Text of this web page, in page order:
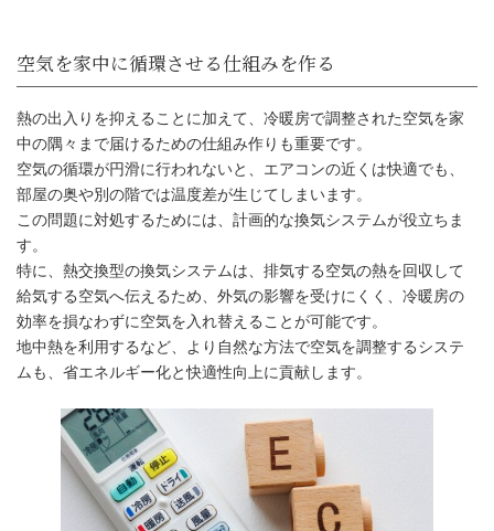
空気を家中に循環させる仕組みを作る
熱の出入りを抑えることに加えて、冷暖房で調整された空気を家
中の隅々まで届けるための仕組み作りも重要です。
空気の循環が円滑に行われないと、エアコンの近くは快適でも、
部屋の奥や別の階では温度差が生じてしまいます。
この問題に対処するためには、計画的な換気システムが役立ちま
す。
特に、熱交換型の換気システムは、排気する空気の熱を回収して
給気する空気へ伝えるため、外気の影響を受けにくく、冷暖房の
効率を損なわずに空気を入れ替えることが可能です。
地中熱を利用するなど、より自然な方法で空気を調整するシステ
ムも、省エネルギー化と快適性向上に貢献します。